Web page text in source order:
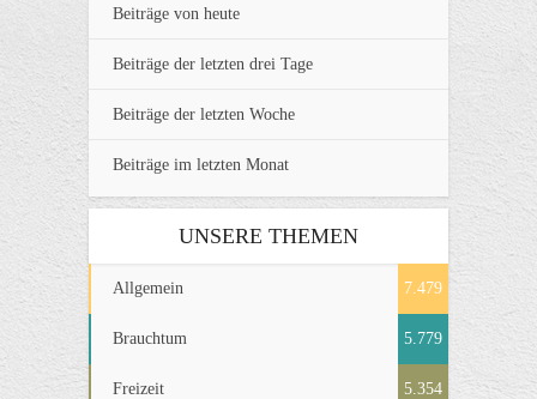
Beiträge von heute
Beiträge der letzten drei Tage
Beiträge der letzten Woche
Beiträge im letzten Monat
UNSERE THEMEN
Allgemein 7.479
Brauchtum 5.779
Freizeit 5.354